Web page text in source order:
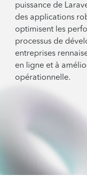
puissance de
des applications
optimisent les
processus de
entreprises
en ligne et à
opérationnelle.